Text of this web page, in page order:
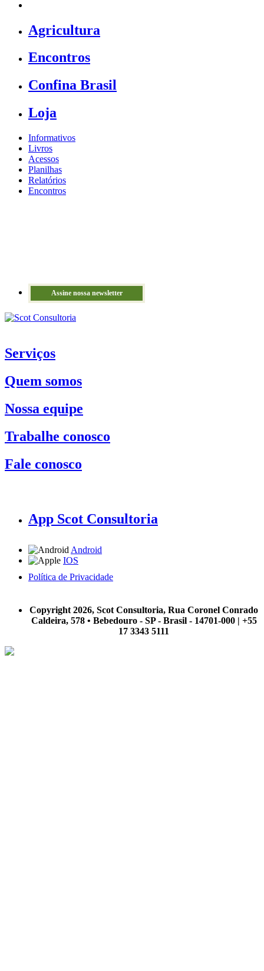
Agricultura
Encontros
Confina Brasil
Loja
Informativos
Livros
Acessos
Planilhas
Relatórios
Encontros
Assine nossa newsletter
Serviços
Quem somos
Nossa equipe
Trabalhe conosco
Fale conosco
App Scot Consultoria
Android
IOS
Política de Privacidade
Copyright 2026, Scot Consultoria, Rua Coronel Conrado
Caldeira, 578 • Bebedouro - SP - Brasil - 14701-000 | +55
17 3343 5111